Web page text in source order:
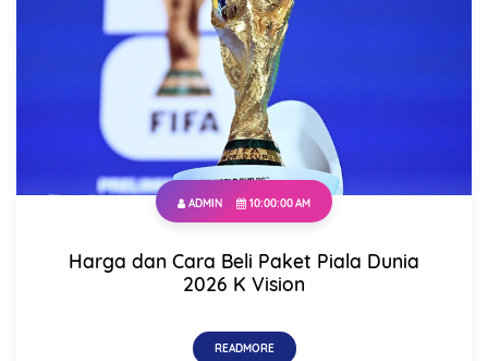
ADMIN 10:00:00 AM
Harga dan Cara Beli Paket Piala Dunia
2026 K Vision
READMORE